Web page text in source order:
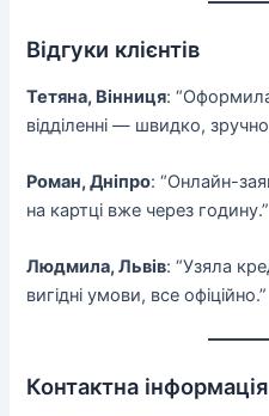
Відгуки клієнтів
Тетяна, Вінниця:
відділенні — швидко,
Роман, Дніпро: “Онлайн-
на картці вже через годину.”
Людмила, Львів: “Узяла
вигідні умови, все офіційно.”
Контактна інформація